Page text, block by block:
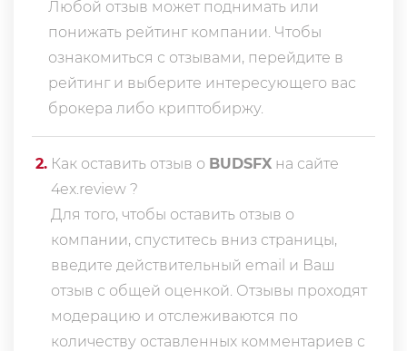
Любой отзыв может поднимать или
понижать рейтинг компании. Чтобы
ознакомиться с отзывами, перейдите в
рейтинг и выберите интересующего вас
брокера либо криптобиржу.
2. Как оставить отзыв о BUDSFX на сайте
4ex.review ?
Для того, чтобы оставить отзыв о
компании, спуститесь вниз страницы,
введите действительный email и Ваш
отзыв с общей оценкой. Отзывы проходят
модерацию и отслеживаются по
количеству оставленных комментариев с